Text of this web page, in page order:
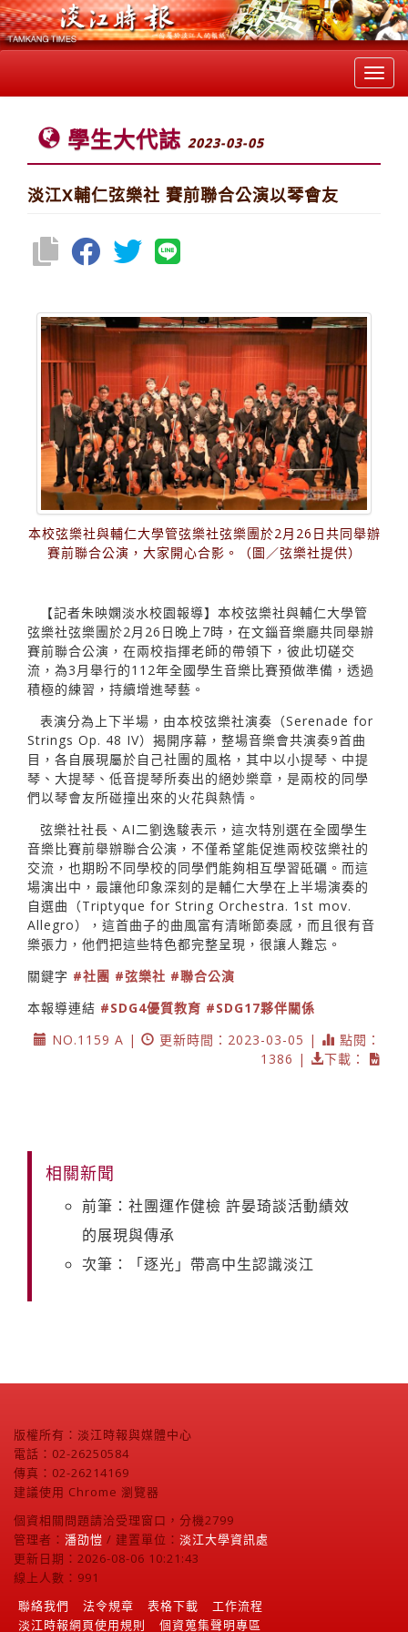
學生大代誌 2023-03-05
淡江X輔仁弦樂社 賽前聯合公演以琴會友
本校弦樂社與輔仁大學管弦樂社弦樂團於2月26日共同舉辦
賽前聯合公演，大家開心合影。（圖／弦樂社提供）
【記者朱映嫻淡水校園報導】本校弦樂社與輔仁大學管
弦樂社弦樂團於2月26日晚上7時，在文錙音樂廳共同舉辦
賽前聯合公演，在兩校指揮老師的帶領下，彼此切磋交
流，為3月舉行的112年全國學生音樂比賽預做準備，透過
積極的練習，持續增進琴藝。
表演分為上下半場，由本校弦樂社演奏（Serenade for
Strings Op. 48 IV）揭開序幕，整場音樂會共演奏9首曲
目，各自展現屬於自己社團的風格，其中以小提琴、中提
琴、大提琴、低音提琴所奏出的絕妙樂章，是兩校的同學
們以琴會友所碰撞出來的火花與熱情。
弦樂社社長、AI二劉逸駿表示，這次特別選在全國學生
音樂比賽前舉辦聯合公演，不僅希望能促進兩校弦樂社的
交流，也期盼不同學校的同學們能夠相互學習砥礪。而這
場演出中，最讓他印象深刻的是輔仁大學在上半場演奏的
自選曲（Triptyque for String Orchestra. 1st mov.
Allegro），這首曲子的曲風富有清晰節奏感，而且很有音
樂張力，他們把這些特色都完整呈現，很讓人難忘。
關鍵字 #社團 #弦樂社 #聯合公演
本報導連結 #SDG4優質教育 #SDG17夥伴關係
NO.1159 A |
更新時間：2023-03-05 |
點閱：
1386 |
下載：
相關新聞
前筆：社團運作健檢 許晏琦談活動績效
的展現與傳承
次筆：「逐光」帶高中生認識淡江
版權所有：淡江時報與媒體中心
電話：02-26250584
傳真：02-26214169
建議使用 Chrome 瀏覽器
個資相關問題請洽受理窗口，分機2799
管理者： 潘劭愷 / 建置單位： 淡江大學資訊處
更新日期：2026-08-06 10:21:43
線上人數：991
聯絡我們
法令規章 表格下載
工作流程
淡江時報網頁使用規則
個資蒐集聲明專區